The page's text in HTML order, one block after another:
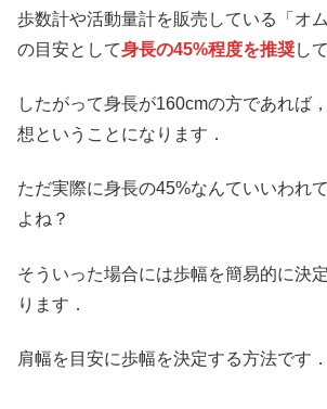
歩数計や活動量計を販売している「オ
の目安として身長の45%程度を推奨し
したがって身長が160cmの方であれば
想ということになります．
ただ実際に身長の45%なんていいわれ
よね？
そういった場合には歩幅を簡易的に決
ります．
肩幅を目安に歩幅を決定する方法です．